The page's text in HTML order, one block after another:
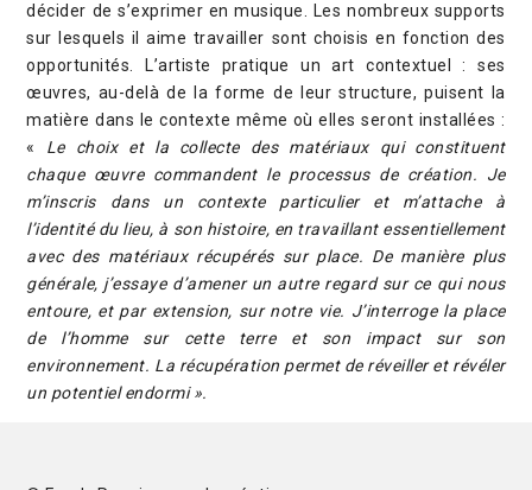
décider de s’exprimer en musique. Les nombreux supports
sur lesquels il aime travailler sont choisis en fonction des
opportunités. L’artiste pratique un art contextuel : ses
œuvres, au-delà de la forme de leur structure, puisent la
matière dans le contexte même où elles seront installées :
« Le choix et la collecte des matériaux qui constituent
chaque œuvre commandent le processus de création. Je
m’inscris dans un contexte particulier et m’attache à
l’identité du lieu, à son histoire, en travaillant essentiellement
avec des matériaux récupérés sur place. De manière plus
générale, j’essaye d’amener un autre regard sur ce qui nous
entoure, et par extension, sur notre vie. J’interroge la place
de l’homme sur cette terre et son impact sur son
environnement. La récupération permet de réveiller et révéler
un potentiel endormi ».